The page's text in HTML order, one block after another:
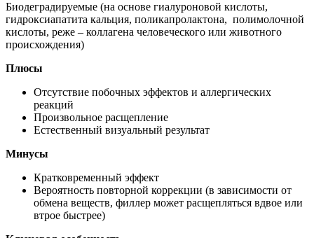
Биодеградируемые (на основе гиалуроновой кислоты,
гидроксиапатита кальция, поликапролактона, полимолочной
кислоты, реже – коллагена человеческого или животного
происхождения)
Плюсы
Отсутствие побочных эффектов и аллергических
реакций
Произвольное расщепление
Естественный визуальный результат
Минусы
Кратковременный эффект
Вероятность повторной коррекции (в зависимости от
обмена веществ, филлер может расщепляться вдвое или
втрое быстрее)